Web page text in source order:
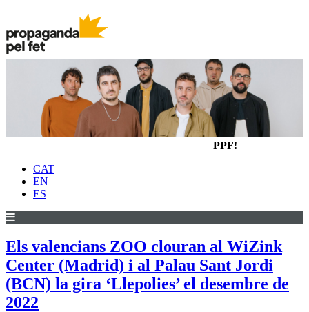
PPF!
CAT
EN
ES
Els valencians ZOO clouran al WiZink
Center (Madrid) i al Palau Sant Jordi
(BCN) la gira ‘Llepolies’ el desembre de
2022